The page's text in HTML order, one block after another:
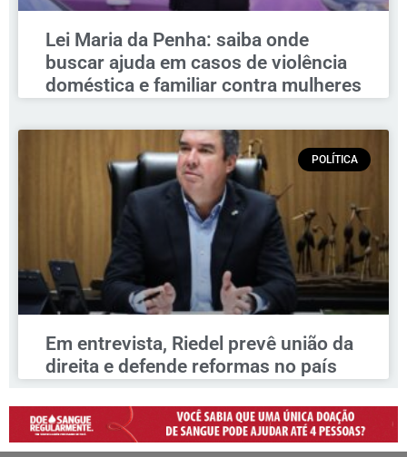
Lei Maria da Penha: saiba onde
buscar ajuda em casos de violência
doméstica e familiar contra mulheres
POLÍTICA
Em entrevista, Riedel prevê união da
direita e defende reformas no país